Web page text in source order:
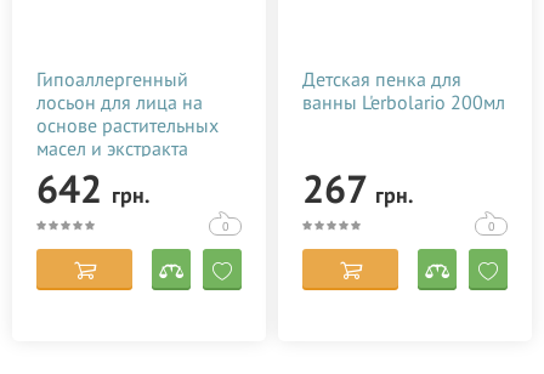
Гипоаллергенный
лосьон для лица на
основе растительных
масел и экстракта
фиалки Argital 50 мл
642 грн.
0
Детская пенка для
ванны L'erbolario 200мл
267 грн.
0